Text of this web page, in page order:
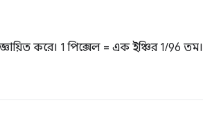
করে। 1 পিক্সেল = এক ইঞ্চির 1/96 তম।